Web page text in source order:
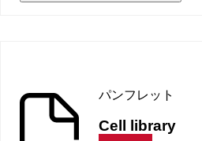
パンフレット
Cell library